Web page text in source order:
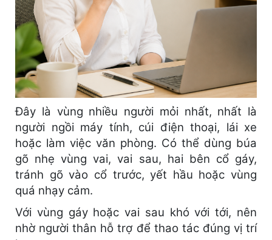
Đây là vùng nhiều người mỏi nhất, nhất là
người ngồi máy tính, cúi điện thoại, lái xe
hoặc làm việc văn phòng. Có thể dùng búa
gõ nhẹ vùng vai, vai sau, hai bên cổ gáy,
tránh gõ vào cổ trước, yết hầu hoặc vùng
quá nhạy cảm.
Với vùng gáy hoặc vai sau khó với tới, nên
nhờ người thân hỗ trợ để thao tác đúng vị trí